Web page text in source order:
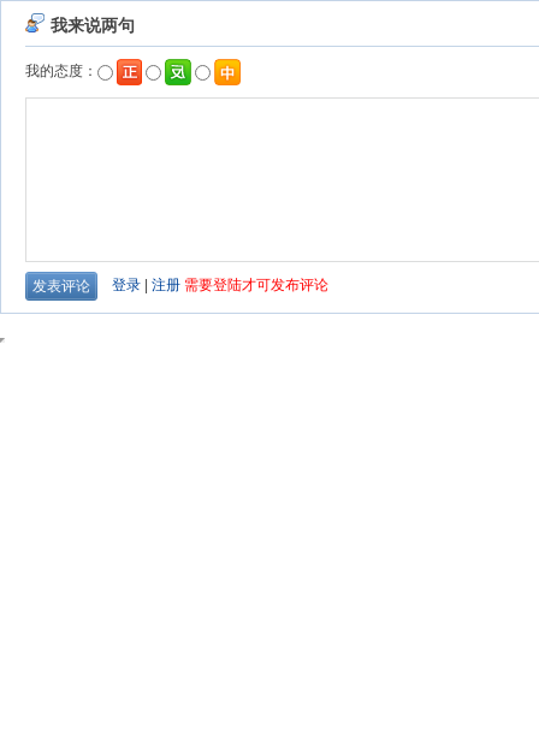
我来说两句
我的态度：
登录 注册 需要登陆才可发布评论